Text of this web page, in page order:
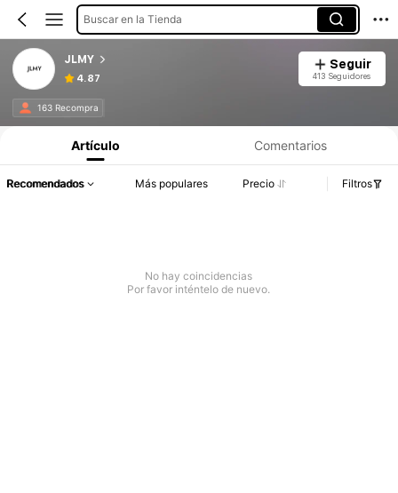
Buscar en la Tienda
JLMY
4.87
Seguir
413 Seguidores
163 Recompra
Artículo Comentarios
Recomendados Más populares Precio Filtros
No hay coincidencias
Por favor inténtelo de nuevo.